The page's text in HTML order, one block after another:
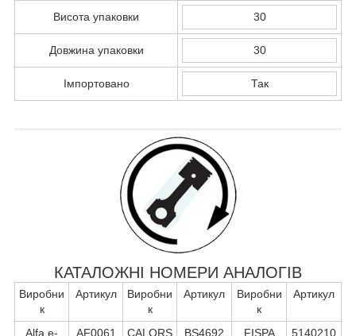
Висота упаковки 30
Довжина упаковки 30
Імпортовано Так
КАТАЛОЖНІ НОМЕРИ АНАЛОГІВ
Виробни
к
Артикул
Виробни
к
Артикул
Виробни
к
Артикул
Alfa e- AF0061 CALORS BS4692 FISPA 5140210